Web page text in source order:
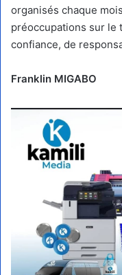
organisés chaque
préoccupations sur le
confiance, de
Franklin MIGABO